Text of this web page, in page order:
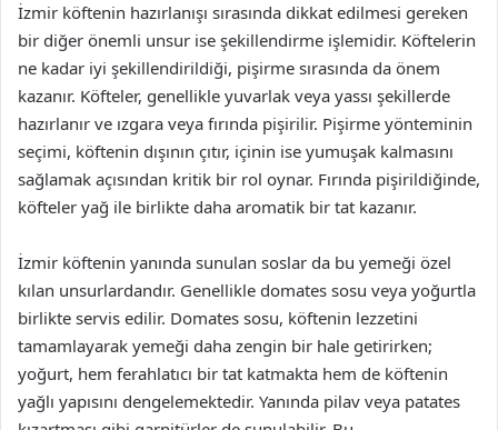
İzmir köftenin hazırlanışı sırasında dikkat edilmesi gereken
bir diğer önemli unsur ise şekillendirme işlemidir. Köftelerin
ne kadar iyi şekillendirildiği, pişirme sırasında da önem
kazanır. Köfteler, genellikle yuvarlak veya yassı şekillerde
hazırlanır ve ızgara veya fırında pişirilir. Pişirme yönteminin
seçimi, köftenin dışının çıtır, içinin ise yumuşak kalmasını
sağlamak açısından kritik bir rol oynar. Fırında pişirildiğinde,
köfteler yağ ile birlikte daha aromatik bir tat kazanır.
İzmir köftenin yanında sunulan soslar da bu yemeği özel
kılan unsurlardandır. Genellikle domates sosu veya yoğurtla
birlikte servis edilir. Domates sosu, köftenin lezzetini
tamamlayarak yemeği daha zengin bir hale getirirken;
yoğurt, hem ferahlatıcı bir tat katmakta hem de köftenin
yağlı yapısını dengelemektedir. Yanında pilav veya patates